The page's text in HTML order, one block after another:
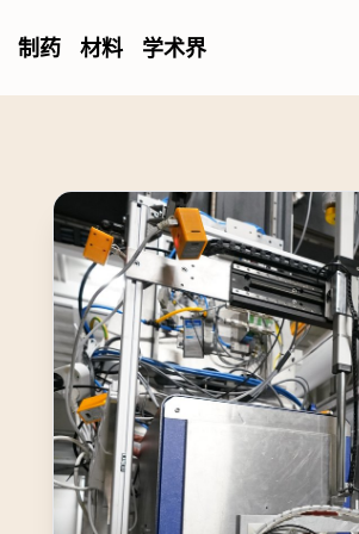
制药 材料 学术界